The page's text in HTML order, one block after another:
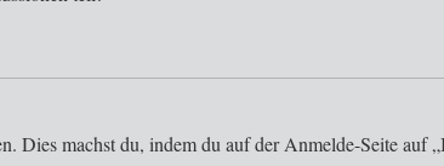
machst du, indem du auf der Anmelde-Seite auf